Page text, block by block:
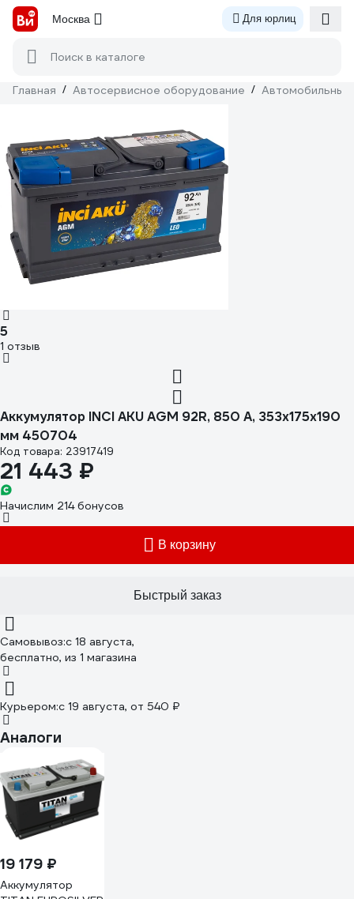
Москва Для юрлиц
Поиск в каталоге
Главная / Автосервисное оборудование / Автомобильные
5
1 отзыв
Аккумулятор INCI AKU AGM 92R, 850 A, 353x175x190
мм 450704
Код товара: 23917419
21 443 ₽
Начислим 214 бонусов
В корзину
Быстрый заказ
Самовывоз:c 18 августа,
бесплатно, из 1 магазина
Курьером:c 19 августа, от 540 ₽
Аналоги
19 179 ₽
Аккумулятор